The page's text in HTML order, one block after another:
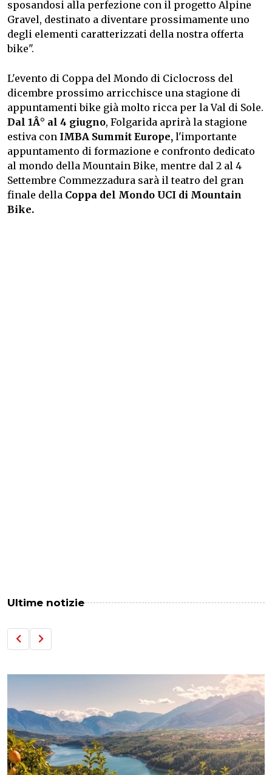
sposandosi alla perfezione con il progetto Alpine
Gravel, destinato a diventare prossimamente uno
degli elementi caratterizzati della nostra offerta
bike".
L'evento di Coppa del Mondo di Ciclocross del
dicembre prossimo arricchisce una stagione di
appuntamenti bike già molto ricca per la Val di Sole.
Dal 1Â° al 4 giugno, Folgarida aprirà la stagione
estiva con IMBA Summit Europe, l'importante
appuntamento di formazione e confronto dedicato
al mondo della Mountain Bike, mentre dal 2 al 4
Settembre Commezzadura sarà il teatro del gran
finale della Coppa del Mondo UCI di Mountain
Bike.
Ultime notizie